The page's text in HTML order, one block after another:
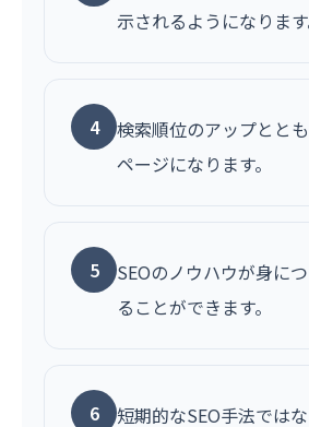
示されるようになります
4
検索順位のアップとと
ページになります。
5
SEOのノウハウが身に
ることができます。
6
短期的なSEO手法では